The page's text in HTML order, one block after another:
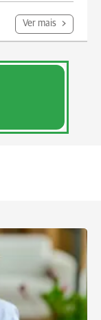
Ver mais